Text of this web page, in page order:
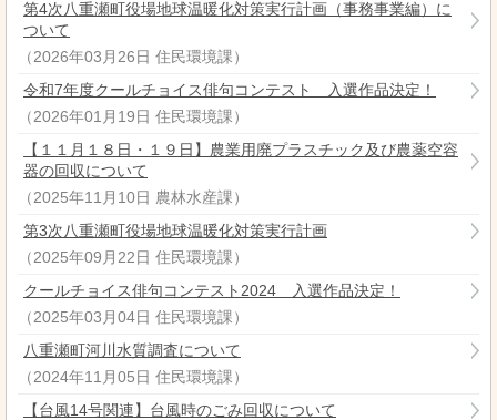
第4次八重瀬町役場地球温暖化対策実行計画（事務事業編）に
ついて
（2026年03月26日 住民環境課 ）
令和7年度クールチョイス俳句コンテスト 入選作品決定！
（2026年01月19日 住民環境課 ）
【１１月１８日・１９日】農業用廃プラスチック及び農薬空容
器の回収について
（2025年11月10日 農林水産課 ）
第3次八重瀬町役場地球温暖化対策実行計画
（2025年09月22日 住民環境課 ）
クールチョイス俳句コンテスト2024 入選作品決定！
（2025年03月04日 住民環境課 ）
八重瀬町河川水質調査について
（2024年11月05日 住民環境課 ）
【台風14号関連】台風時のごみ回収について